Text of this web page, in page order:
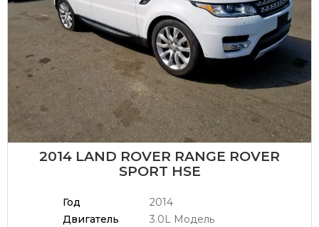
2014 LAND ROVER RANGE ROVER
SPORT HSE
Год
2014
Двигатель
3.0L Модель